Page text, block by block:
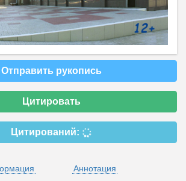
Отправить рукопись
Цитировать
Цитирований:
Аннотация